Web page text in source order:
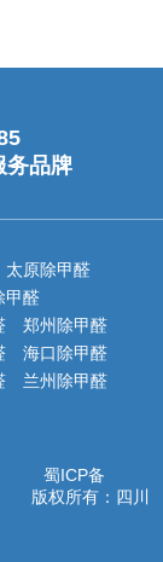
务品牌
太原除甲醛
甲醛
郑州除甲醛
海口除甲醛
兰州除甲醛
蜀ICP备
版权所有： 四川